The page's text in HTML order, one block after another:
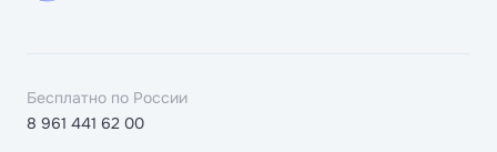
Бесплатно по России
8 961 441 62 00